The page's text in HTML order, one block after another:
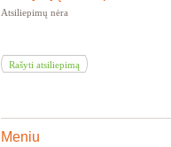
Atsiliepimų nėra
Rašyti atsiliepimą
Meniu